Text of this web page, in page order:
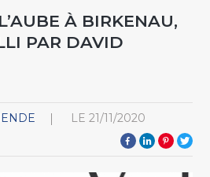
À BIRKENAU,
PAR DAVID
LE 21/11/2020